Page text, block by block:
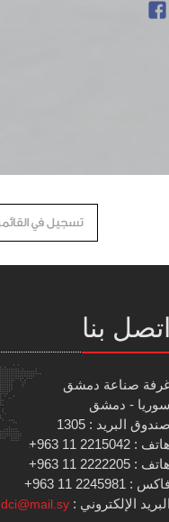
اتصل بنا
صناعة دمشق
سوريا - دمشق
صندوق البريد : 1305
هاتف : 2215042 11 963+
هاتف : 2222205 11 963+
فاكس : 2245981 11 963+
البريد الإلكتروني : dci@mail.sy